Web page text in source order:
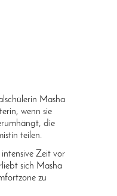
Masha
wenn sie
die
teilen.
Zeit vor
sich Masha
zu